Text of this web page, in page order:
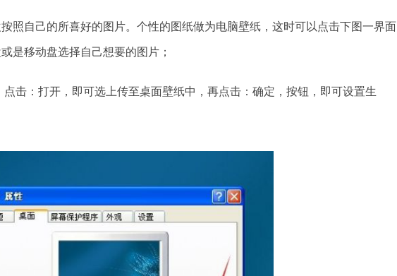
照自己的所喜好的图片。个性的图纸做为电脑壁纸，这时可以点击下图一界面
是移动盘选择自己想要的图片；
击：打开，即可选上传至桌面壁纸中，再点击：确定，按钮，即可设置生